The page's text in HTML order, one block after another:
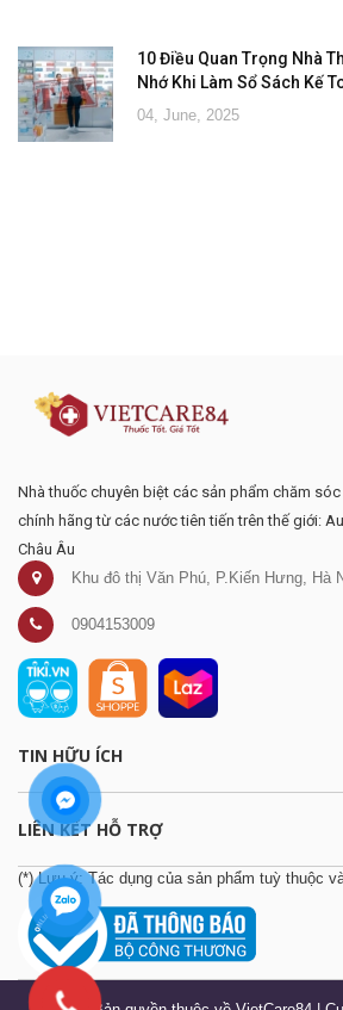
10 Điều Quan Trọng Nhà
Nhớ Khi Làm Sổ Sách Kế
04, June, 2025
Nhà thuốc chuyên biệt các sản phẩm chăm
chính hãng từ các nước tiên tiến trên thế giới:
Châu Âu
Khu đô thị Văn Phú, P.Kiến Hưng, Hà
0904153009
TIN HỮU ÍCH
LIÊN KẾT HỖ TRỢ
(*) Lưu ý: Tác dụng của sản phẩm tuỳ thuộc